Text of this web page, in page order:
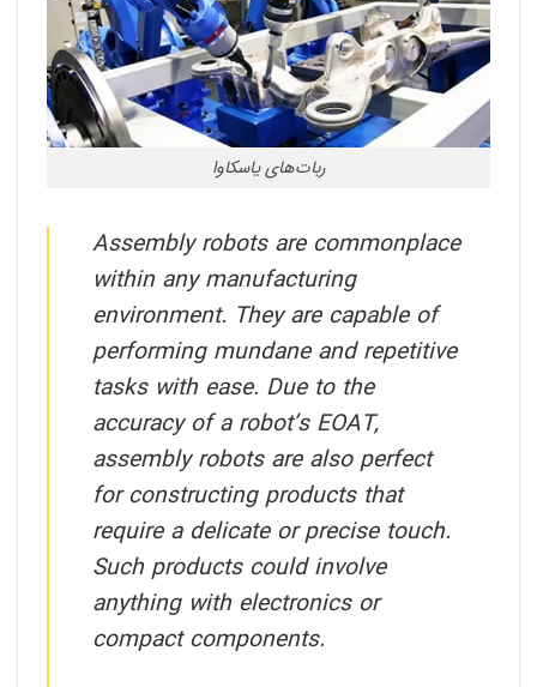
ربات‌های یاسکاوا
Assembly robots are commonplace
within any manufacturing
environment. They are capable of
performing mundane and repetitive
tasks with ease. Due to the
accuracy of a robot’s EOAT,
assembly robots are also perfect
for constructing products that
require a delicate or precise touch.
Such products could involve
anything with electronics or
compact components.